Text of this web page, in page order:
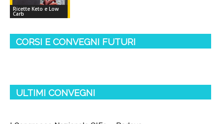
Ricette Keto e Low
Carb
CORSI E CONVEGNI FUTURI
ULTIMI CONVEGNI